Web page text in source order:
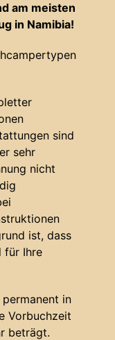
am meisten
in Namibia!
sind
sehr
nicht
ist, dass
für Ihre
in
Vorbuchzeit
beträgt.